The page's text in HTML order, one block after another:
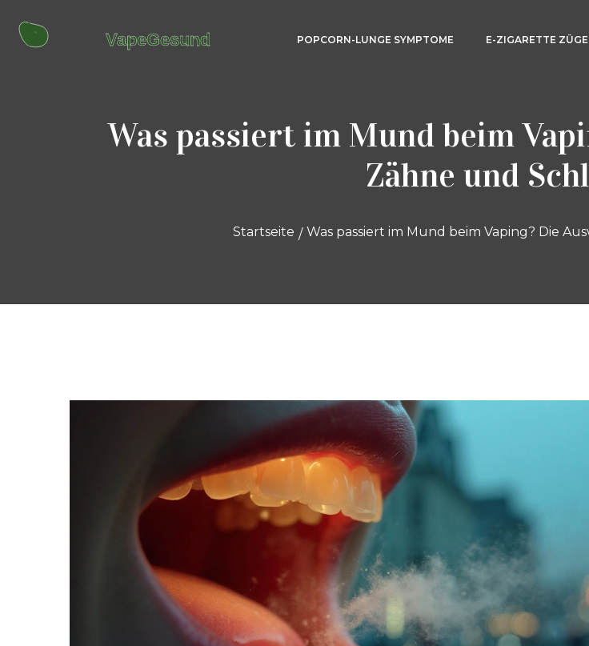
POPCORN-LUNGE SYMPTOME E-ZIGARETTE ZÜGE
Was passiert im Mund beim
Zähne und
Startseite Was passiert im Mund beim Vaping? Die